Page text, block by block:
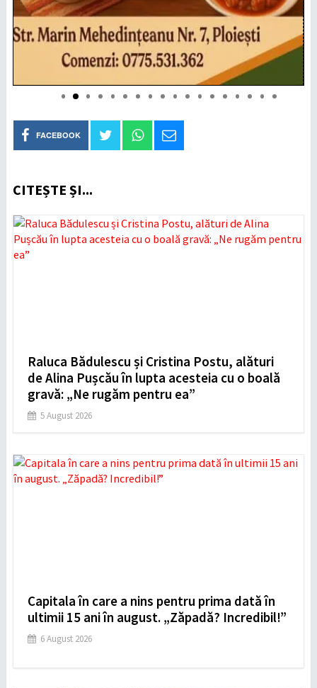
FACEBOOK
CITEȘTE ȘI...
Raluca Bădulescu și Cristina Postu, alături
de Alina Pușcău în lupta acesteia cu o boală
gravă: „Ne rugăm pentru ea”
5 August 2026
Capitala în care a nins pentru prima dată în
ultimii 15 ani în august. „Zăpadă? Incredibil!”
6 August 2026